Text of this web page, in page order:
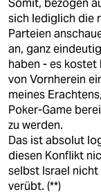
Somit, bezogen
sich lediglich die
Parteien
an, ganz
haben - es
von Vornherein
meines
Poker-Game
zu werden.
Das ist absolut
diesen Konflikt
selbst Israel
verübt. (**)